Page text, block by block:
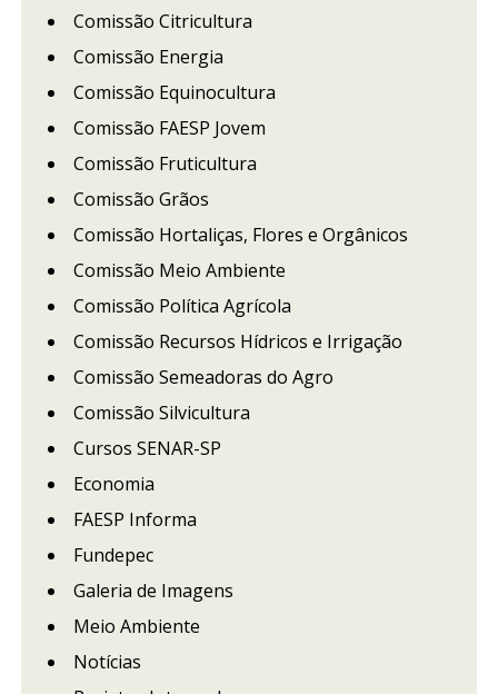
Comissão Citricultura
Comissão Energia
Comissão Equinocultura
Comissão FAESP Jovem
Comissão Fruticultura
Comissão Grãos
Comissão Hortaliças, Flores e Orgânicos
Comissão Meio Ambiente
Comissão Política Agrícola
Comissão Recursos Hídricos e Irrigação
Comissão Semeadoras do Agro
Comissão Silvicultura
Cursos SENAR-SP
Economia
FAESP Informa
Fundepec
Galeria de Imagens
Meio Ambiente
Notícias